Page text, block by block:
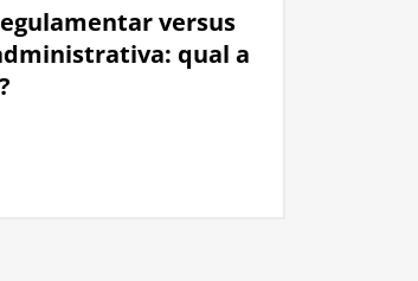
versus
qual a